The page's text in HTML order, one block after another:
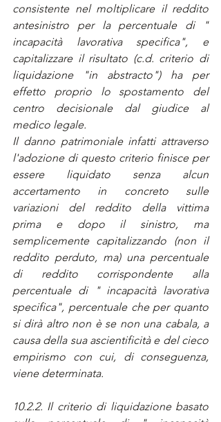
consistente nel moltiplicare il reddito
antesinistro per la percentuale di "
incapacità lavorativa specifica", e
capitalizzare il risultato (c.d. criterio di
liquidazione "in abstracto") ha per
effetto proprio lo spostamento del
centro decisionale dal giudice al
medico legale.
Il danno patrimoniale infatti attraverso
l'adozione di questo criterio finisce per
essere liquidato senza alcun
accertamento in concreto sulle
variazioni del reddito della vittima
prima e dopo il sinistro, ma
semplicemente capitalizzando (non il
reddito perduto, ma) una percentuale
di reddito corrispondente alla
percentuale di " incapacità lavorativa
specifica", percentuale che per quanto
si dirà altro non è se non una cabala, a
causa della sua ascientificità e del cieco
empirismo con cui, di conseguenza,
viene determinata.
10.2.2. Il criterio di liquidazione basato